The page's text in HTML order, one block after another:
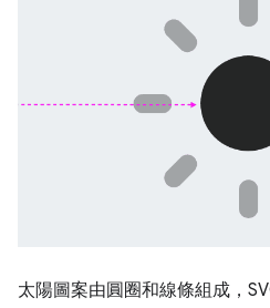
太陽圖案由圓圈和線條組成，